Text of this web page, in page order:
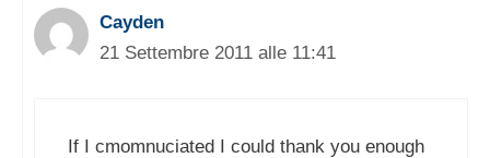
Cayden
21 Settembre 2011 alle 11:41
If I cmomnuciated I could thank you enough